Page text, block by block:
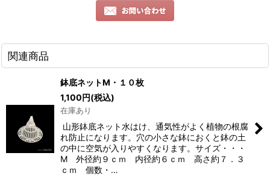
関連商品
鉢底ネットM・１０枚
1,100円(税込)
在庫あり
山形鉢底ネット水はけ、通気性がよく植物の根腐
れ防止になります。穴の小さな鉢におくと鉢の土
の中に空気が入りやすくなります。サイズ・・・
M 外径約９ｃｍ 内径約６ｃｍ 高さ約７．３
ｃｍ 個数・…